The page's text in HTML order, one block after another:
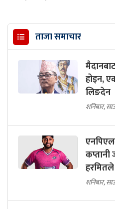
ताजा समाचार
होइन,
लिङदेन
शनिबार,
हरमितले
शनिबार,